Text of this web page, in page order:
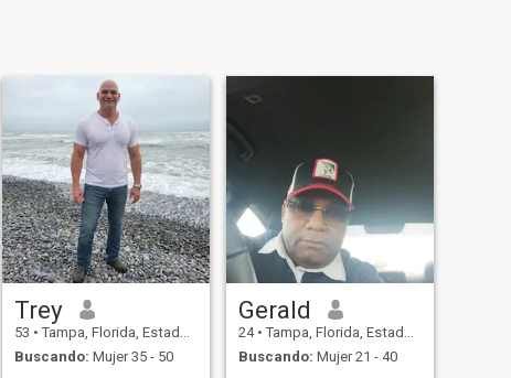
Trey
53 • Tampa, Florida, Estados Unidos
Buscando: Mujer 35 - 50
Gerald
24 • Tampa, Florida, Estados Unidos
Buscando: Mujer 21 - 40